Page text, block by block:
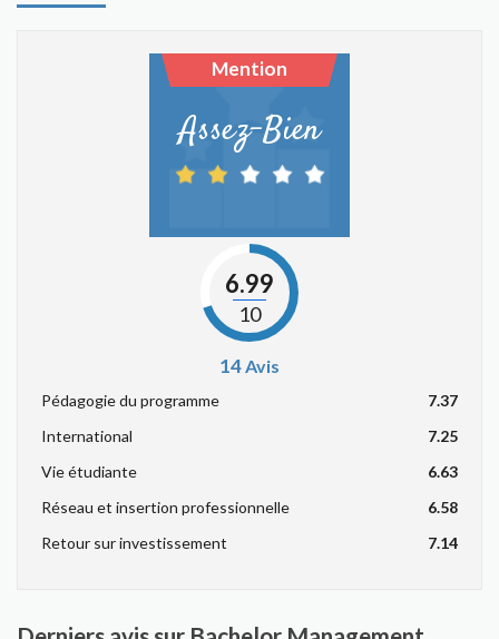
Mention
Assez-Bien
6.99
10
14Avis
Pédagogie du programme
7.37
International
7.25
Vie étudiante
6.63
Réseau et insertion professionnelle
6.58
Retour sur investissement
7.14